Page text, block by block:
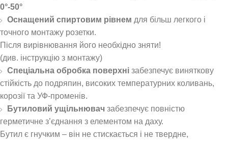
0°-50°
Оснащений спиртовим рівнем для більш легкого і
точного монтажу розетки.
Після вирівнювання його необхідно зняти!
(див. інструкцію з монтажу)
Спеціальна обробка поверхні забезпечує виняткову
стійкість до подряпин, високих температурних коливань,
корозії та УФ-променів.
Бутиловий ущільнювач забезпечує повністю
герметичне з’єднання з елементом на даху.
Бутил є гнучким – він не стискається і не твердне,